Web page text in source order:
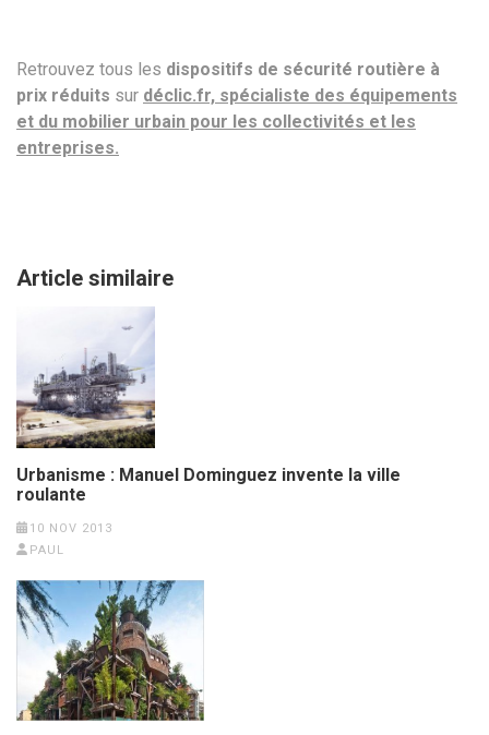
Retrouvez tous les dispositifs de sécurité routière à
prix réduits sur déclic.fr, spécialiste des équipements
et du mobilier urbain pour les collectivités et les
entreprises.
Article similaire
Urbanisme : Manuel Dominguez invente la ville
roulante
10 NOV 2013
PAUL